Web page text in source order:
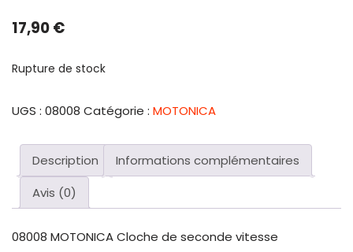
17,90€
Rupture de stock
UGS : 08008 Catégorie : MOTONICA
Description
Informations complémentaires
Avis (0)
08008 MOTONICA Cloche de seconde vitesse